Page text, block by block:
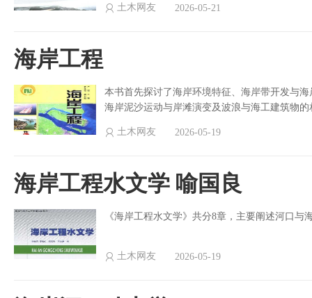
土木网友 2026-05-21
海岸工程
本书首先探讨了海岸环境特征、海岸带开发与
海岸泥沙运动与岸滩演变及波浪与海工建筑物
土木网友 2026-05-19
海岸工程水文学 喻国良
《海岸工程水文学》共分8章，主要阐述河口
土木网友 2026-05-19